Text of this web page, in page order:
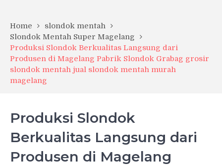
Home
slondok mentah
Slondok Mentah Super Magelang
Produksi Slondok Berkualitas Langsung dari
Produsen di Magelang Pabrik Slondok Grabag grosir
slondok mentah jual slondok mentah murah
magelang
Produksi Slondok
Berkualitas Langsung dari
Produsen di Magelang